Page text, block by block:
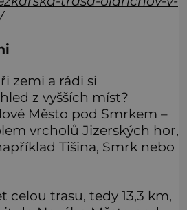
zemi a rádi si
z vyšších míst?
Město pod Smrkem –
vrcholů Jizerských hor,
Tišina, Smrk nebo
celou trasu, tedy 13,3 km,